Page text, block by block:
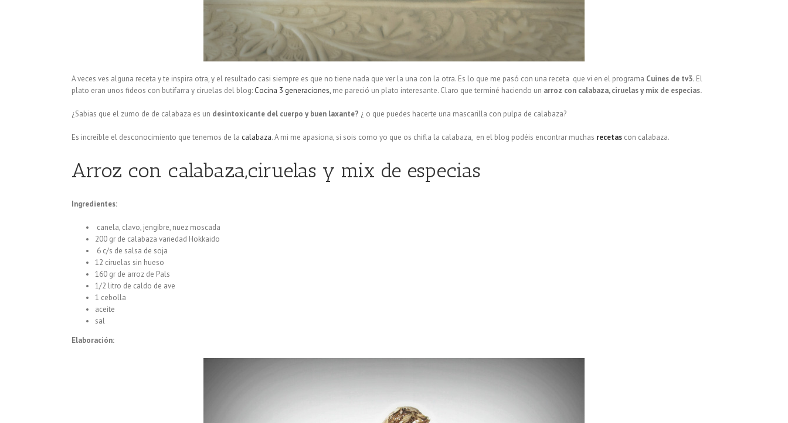
A veces ves alguna receta y te inspira otra, y el resultado casi siempre es que no tiene nada que ver la una con la otra. Es lo que me pasó con una receta que vi en el programa Cuines de tv3. El
plato eran unos fideos con butifarra y ciruelas del blog: Cocina 3 generaciones, me pareció un plato interesante. Claro que terminé haciendo un arroz con calabaza, ciruelas y mix de especias.
¿Sabias que el zumo de de calabaza es un desintoxicante del cuerpo y buen laxante? ¿ o que puedes hacerte una mascarilla con pulpa de calabaza?
Es increíble el desconocimiento que tenemos de la calabaza. A mi me apasiona, si sois como yo que os chifla la calabaza, en el blog podéis encontrar muchas recetas con calabaza.
Arroz con calabaza,ciruelas y mix de especias
Ingredientes:
canela, clavo, jengibre, nuez moscada
200 gr de calabaza variedad Hokkaido
6 c/s de salsa de soja
12 ciruelas sin hueso
160 gr de arroz de Pals
1/2 litro de caldo de ave
1 cebolla
aceite
sal
Elaboración: